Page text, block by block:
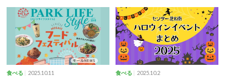
食べる 2025.10.11 食べる 2025.10.2